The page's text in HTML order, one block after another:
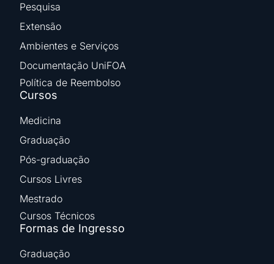
Pesquisa
Extensão
Ambientes e Serviços
Documentação UniFOA
Política de Reembolso
Cursos
Medicina
Graduação
Pós-graduação
Cursos Livres
Mestrado
Cursos Técnicos
Formas de Ingresso
Graduação